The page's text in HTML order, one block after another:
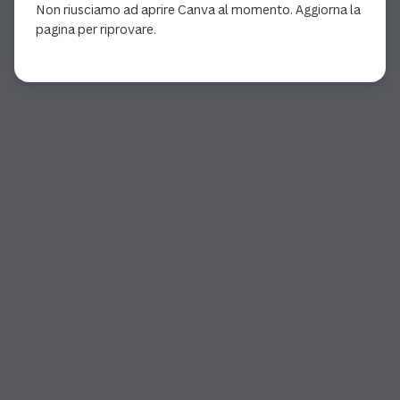
Non riusciamo ad aprire Canva al momento. Aggiorna la
pagina per riprovare.